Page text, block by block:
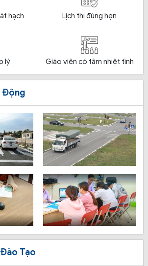
hạch Lịch thi đúng hẹn
lý Giáo viên có tâm nhiệt tình
Động
Tạo